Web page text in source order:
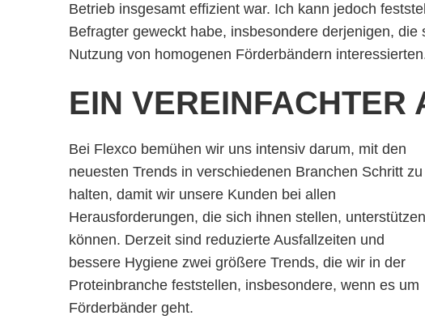
Betrieb insgesamt effizient war. Ich kann jedoch
Befragter geweckt habe, insbesondere derjenigen,
Nutzung von homogenen Förderbändern
EIN VEREINFACHTER
Bei Flexco bemühen wir uns intensiv darum, mit den
neuesten Trends in verschiedenen Branchen Schritt zu
halten, damit wir unsere Kunden bei allen
Herausforderungen, die sich ihnen stellen, unterstützen
können. Derzeit sind reduzierte Ausfallzeiten und
bessere Hygiene zwei größere Trends, die wir in der
Proteinbranche feststellen, insbesondere, wenn es um
Förderbänder geht.